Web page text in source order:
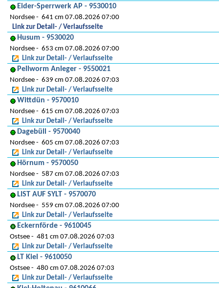
Eider-Sperrwerk AP - 9530010
Nordsee
641 cm 07.08.2026 07:00
Link zur Detail- / Verlaufsseite
Husum - 9530020
Nordsee
653 cm 07.08.2026 07:00
Link zur Detail- / Verlaufsseite
Pellworm Anleger - 9550021
Nordsee
639 cm 07.08.2026 07:03
Link zur Detail- / Verlaufsseite
Wittdün - 9570010
Nordsee
615 cm 07.08.2026 07:03
Link zur Detail- / Verlaufsseite
Dagebüll - 9570040
Nordsee
605 cm 07.08.2026 07:03
Link zur Detail- / Verlaufsseite
Hörnum - 9570050
Nordsee
587 cm 07.08.2026 07:03
Link zur Detail- / Verlaufsseite
LIST AUF SYLT - 9570070
Nordsee
559 cm 07.08.2026 07:00
Link zur Detail- / Verlaufsseite
Eckernförde - 9610045
Ostsee
481 cm 07.08.2026 07:03
Link zur Detail- / Verlaufsseite
LT Kiel - 9610050
Ostsee
480 cm 07.08.2026 07:03
Link zur Detail- / Verlaufsseite